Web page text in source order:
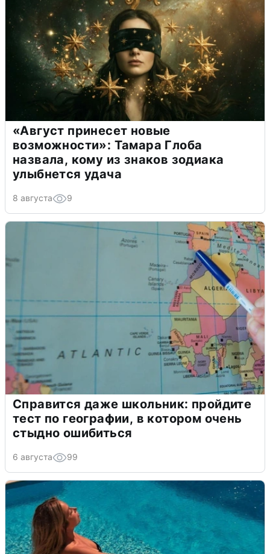
«Август принесет новые
возможности»: Тамара Глоба
назвала, кому из знаков зодиака
улыбнется удача
8 августа 9
Справится даже школьник: пройдите
тест по географии, в котором очень
стыдно ошибиться
6 августа 99